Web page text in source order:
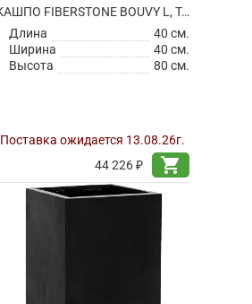
КАШПО FIBERSTONE BOUVY L, TAUPE
Длина
40 см.
Ширина
40 см.
Высота
80 см.
Поставка ожидается 13.08.26г.
44 226 ₽
shopping_cart